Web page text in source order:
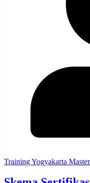
Training Yogyakarta Master